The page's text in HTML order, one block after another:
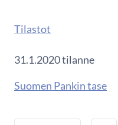
Tilastot
31.1.2020 tilanne
Suomen Pankin tase